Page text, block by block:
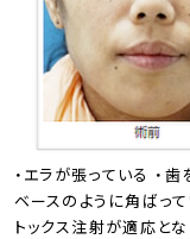
・エラが張っている ・
ベースのように角ばっ
トックス注射が適応と